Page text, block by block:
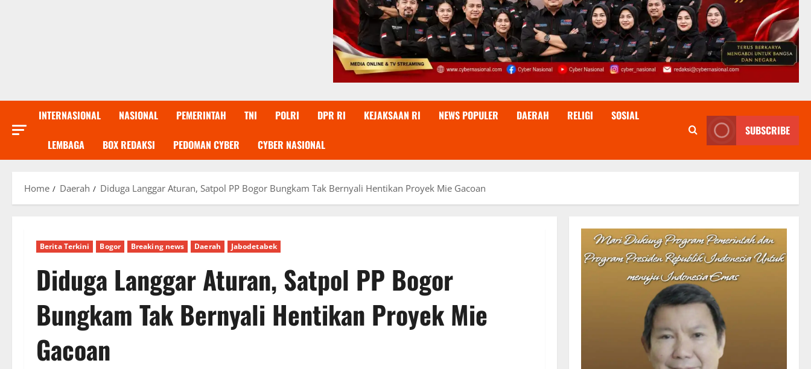
INTERNASIONAL NASIONAL PEMERINTAH TNI POLRI DPR RI KEJAKSAAN RI NEWS POPULER DAERAH RELIGI SOSIAL
LEMBAGA BOX REDAKSI PEDOMAN CYBER CYBER NASIONAL
SUBSCRIBE
Home Daerah Diduga Langgar Aturan, Satpol PP Bogor Bungkam Tak Bernyali Hentikan Proyek Mie Gacoan
Berita Terkini Bogor Breaking news Daerah Jabodetabek
Diduga Langgar Aturan, Satpol PP Bogor
Bungkam Tak Bernyali Hentikan Proyek Mie
Gacoan